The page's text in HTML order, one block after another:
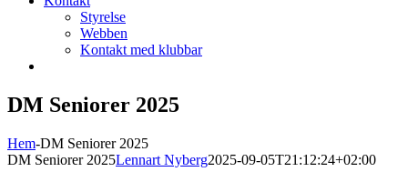
Styrelse
Webben
Kontakt med klubbar
DM Seniorer 2025
Hem-DM Seniorer 2025
DM Seniorer 2025Lennart Nyberg2025-09-05T21:12:24+02:00